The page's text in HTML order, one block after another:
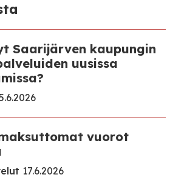
Saarijärven kaupungin
uusissa
vuorot
17.6.2026